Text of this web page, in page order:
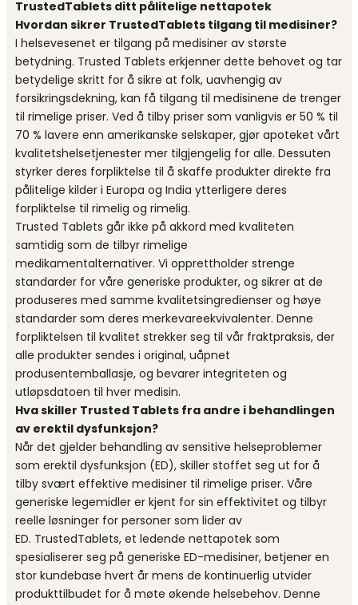
TrustedTablets ditt pålitelige nettapotek
Hvordan sikrer TrustedTablets tilgang til medisiner?
I helsevesenet er tilgang på medisiner av største
betydning. Trusted Tablets erkjenner dette behovet og tar
betydelige skritt for å sikre at folk, uavhengig av
forsikringsdekning, kan få tilgang til medisinene de trenger
til rimelige priser. Ved å tilby priser som vanligvis er 50 % til
70 % lavere enn amerikanske selskaper, gjør apoteket vårt
kvalitetshelsetjenester mer tilgjengelig for alle. Dessuten
styrker deres forpliktelse til å skaffe produkter direkte fra
pålitelige kilder i Europa og India ytterligere deres
forpliktelse til rimelig og rimelig.
Trusted Tablets går ikke på akkord med kvaliteten
samtidig som de tilbyr rimelige
medikamentalternativer. Vi opprettholder strenge
standarder for våre generiske produkter, og sikrer at de
produseres med samme kvalitetsingredienser og høye
standarder som deres merkevareekvivalenter. Denne
forpliktelsen til kvalitet strekker seg til vår fraktpraksis, der
alle produkter sendes i original, uåpnet
produsentemballasje, og bevarer integriteten og
utløpsdatoen til hver medisin.
Hva skiller Trusted Tablets fra andre i behandlingen
av erektil dysfunksjon?
Når det gjelder behandling av sensitive helseproblemer
som erektil dysfunksjon (ED), skiller stoffet seg ut for å
tilby svært effektive medisiner til rimelige priser. Våre
generiske legemidler er kjent for sin effektivitet og tilbyr
reelle løsninger for personer som lider av
ED. TrustedTablets, et ledende nettapotek som
spesialiserer seg på generiske ED-medisiner, betjener en
stor kundebase hvert år mens de kontinuerlig utvider
produkttilbudet for å møte økende helsebehov. Denne